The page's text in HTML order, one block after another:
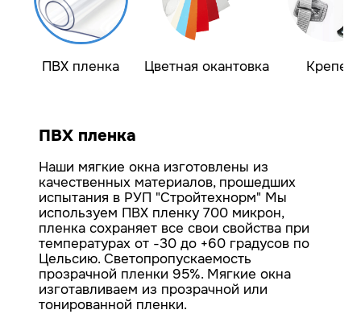
ПВХ пленка Цветная окантовка Крепеж
ПВХ пленка
Наши мягкие окна изготовлены из
качественных материалов, прошедших
испытания в РУП "Стройтехнорм" Мы
используем ПВХ пленку 700 микрон,
пленка сохраняет все свои свойства при
температурах от -30 до +60 градусов по
Цельсию. Светопропускаемость
прозрачной пленки 95%. Мягкие окна
изготавливаем из прозрачной или
тонированной пленки.